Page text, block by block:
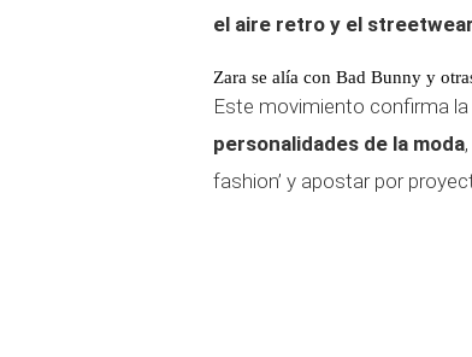
el aire retro y el
Zara se alía con Bad Bunny y
Este movimiento confirma
personalidades de la moda
fashion’ y apostar por